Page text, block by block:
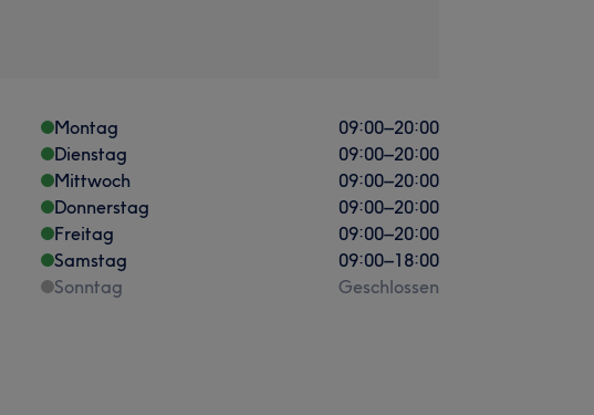
Montag 09:00–20:00
Dienstag
09:00–20:00
Mittwoch
09:00–20:00
Donnerstag
09:00–20:00
Freitag
09:00–20:00
Samstag
09:00–18:00
Sonntag
Geschlossen